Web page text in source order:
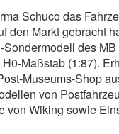
Schuco das
den Markt gebracht
des MB
Maßstab (1:87).
Museums-Shop
von
von Wiking sowie